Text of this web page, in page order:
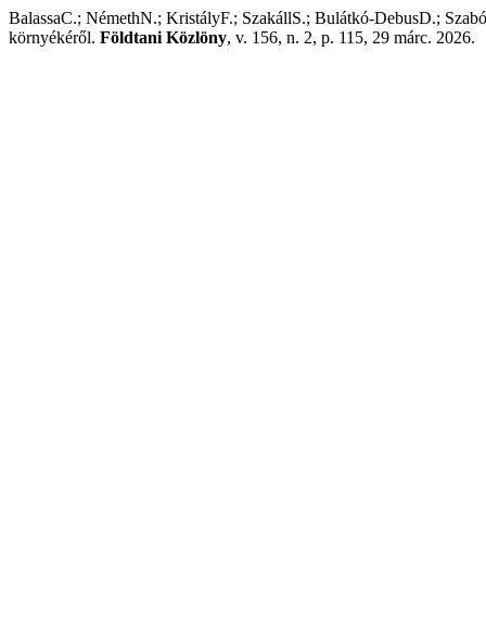
BalassaC.; NémethN.; KristályF.; SzakállS.; Bulátkó-DebusD.;
környékéről. Földtani Közlöny, v. 156, n. 2, p. 115, 29 márc. 2026.